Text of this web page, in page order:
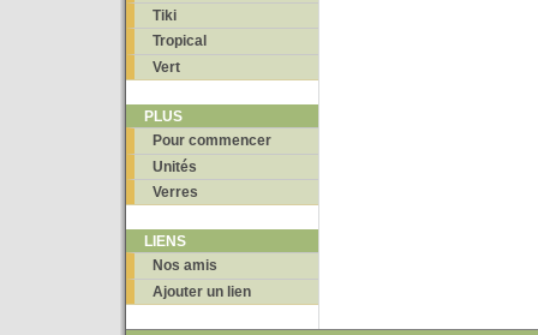
Tiki
Tropical
Vert
PLUS
Pour commencer
Unités
Verres
LIENS
Nos amis
Ajouter un lien